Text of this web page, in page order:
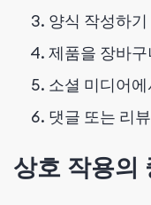
양식 작성하기
제품을 장바
소셜 미디어
댓글 또는 리
상호 작용의